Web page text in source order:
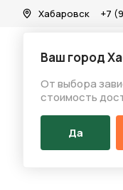
Хабаровск
Ваш город
От выбора
стоимость
Да
+7
На
Каталог/